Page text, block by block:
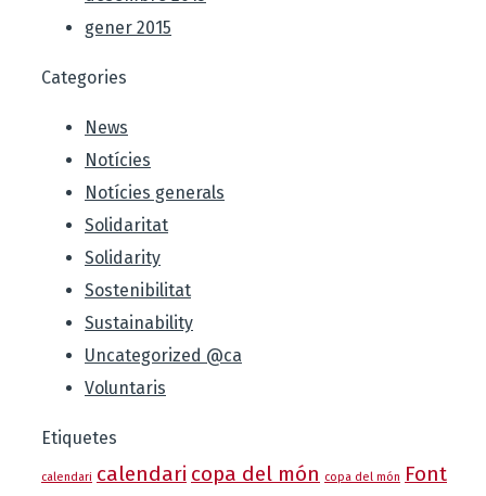
gener 2015
Categories
News
Notícies
Notícies generals
Solidaritat
Solidarity
Sostenibilitat
Sustainability
Uncategorized @ca
Voluntaris
Etiquetes
calendari calendari copa del món copa del món Font